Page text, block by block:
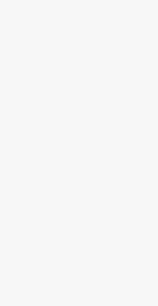
niezbędny do realizacji celu dla
zgody osoby, której dane
zawarcia i realizacji umowy
dla zabezpieczenia ewentualnych
od momentu pozyskania
i konieczności zachowania
osobowych przysługuje Pani/Panu:
ich kopii na podstawie art. 15 RODO;
art. 16 RODO,
prawo do bycia zapomnianym) na
były zebrane lub w inny sposób
na przetwarzanie danych
z prawem,
się z obowiązku
danych osobowych – na